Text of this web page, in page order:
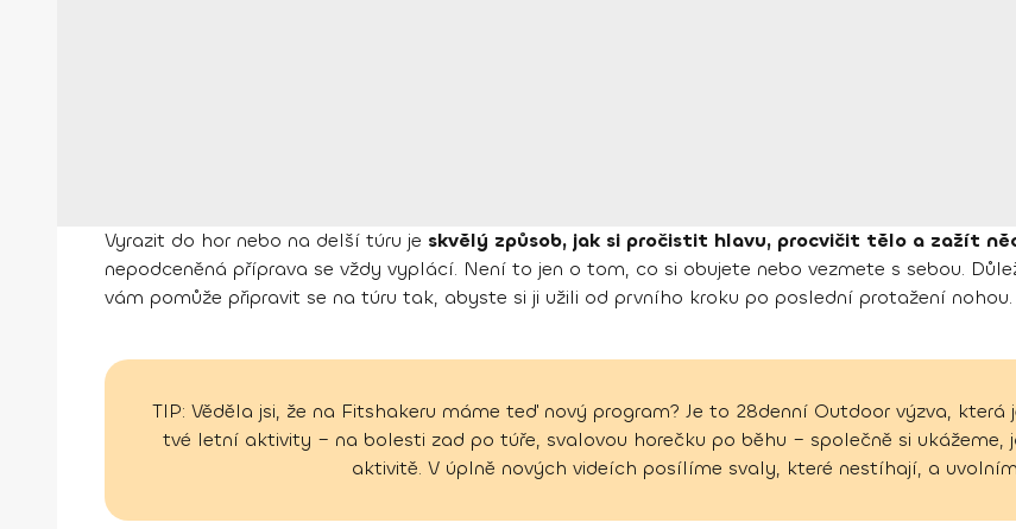
Vyrazit do hor nebo na delší túru je skvělý způsob, jak si pročistit hlavu, procvičit tělo a zažít
nepodceněná příprava se vždy vyplácí. Není to jen o tom, co si obujete nebo vezmete s sebou.
vám pomůže připravit se na túru tak, abyste si ji užili od prvního kroku po poslední protažení nohou.
TIP: Věděla jsi, že na Fitshakeru máme teď nový program? Je to 28denní Outdoor výzva,
tvé letní aktivity – na bolesti zad po túře, svalovou horečku po běhu – společně si
aktivitě. V úplně nových videích posílíme svaly, které nestíhají, a